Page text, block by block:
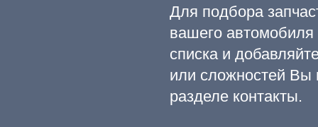
Для подбора
вашего автомобиля
списка и
или сложностей Вы
разделе контакты.